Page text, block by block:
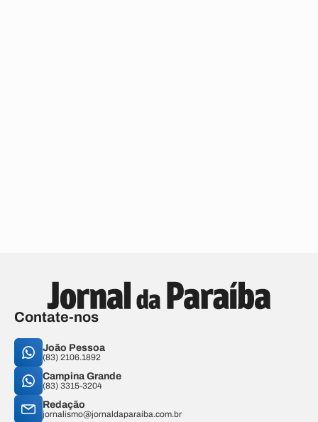
Contate-nos
João Pessoa
(83) 2106.1892
Campina Grande
(83) 3315-3204
Redação
jornalismo@jornaldaparaiba.com.br